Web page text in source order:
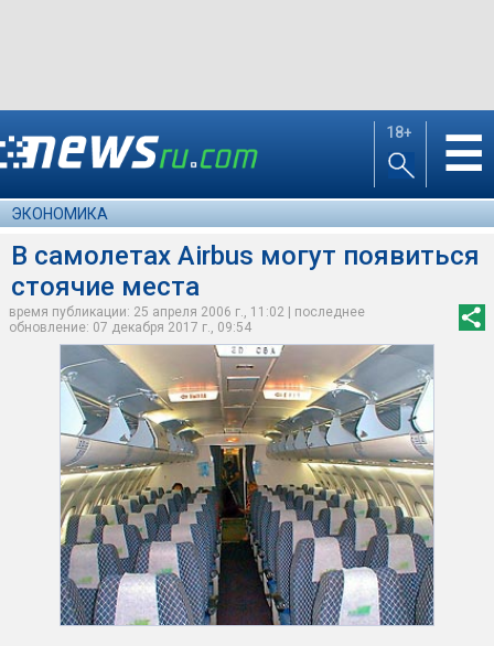
18+ ☰
ЭКОНОМИКА
В самолетах Airbus могут появиться
стоячие места
время публикации: 25 апреля 2006 г., 11:02 | последнее
обновление: 07 декабря 2017 г., 09:54